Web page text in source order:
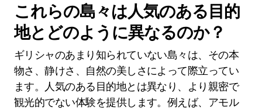
これらの島々は人気のある目的
地とどのように異なるのか？
ギリシャのあまり知られていない島々は、その本
物さ、静けさ、自然の美しさによって際立ってい
ます。人気のある目的地とは異なり、より親密で
観光的でない体験を提供します。例えば、アモル